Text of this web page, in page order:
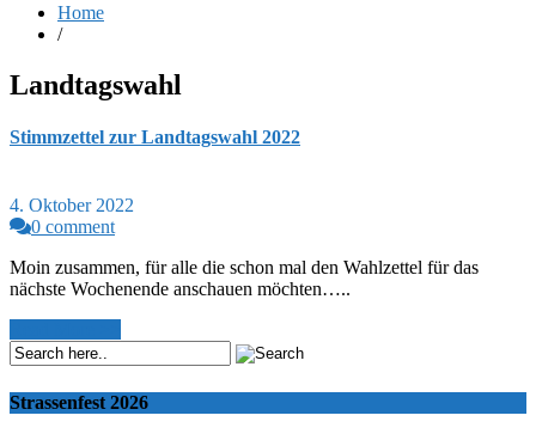
Home
/
Landtagswahl
Stimmzettel zur Landtagswahl 2022
4. Oktober 2022
0 comment
Moin zusammen, für alle die schon mal den Wahlzettel für das
nächste Wochenende anschauen möchten…..
Strassenfest 2026